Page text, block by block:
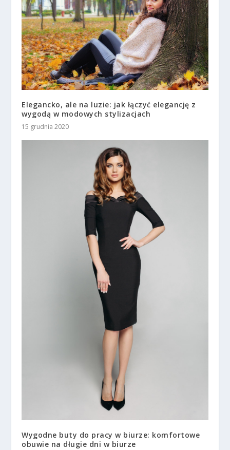
Elegancko, ale na luzie: jak łączyć elegancję z
wygodą w modowych stylizacjach
15 grudnia 2020
Wygodne buty do pracy w biurze: komfortowe
obuwie na długie dni w biurze